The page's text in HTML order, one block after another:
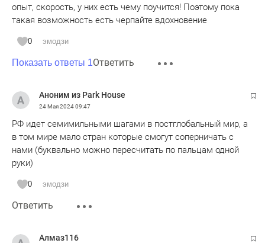
опыт, скорость, у них есть чему поучится! Поэтому пока
такая возможность есть черпайте вдохновение
0 эмодзи
Показать ответы 1Ответить
Аноним из Park House
24 Мая 202409:47
РФ идет семимильными шагами в постглобальный мир, а
в том мире мало стран которые смогут соперничать с
нами (буквально можно пересчитать по пальцам одной
руки)
0 эмодзи
Ответить
Алмаз116